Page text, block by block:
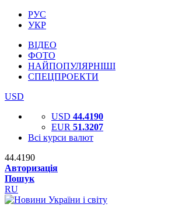
РУС
УКР
ВІДЕО
ФОТО
НАЙПОПУЛЯРНІШІ
СПЕЦПРОЕКТИ
USD
USD 44.4190
EUR 51.3207
Всі курси валют
44.4190
Авторизація
Пошук
RU